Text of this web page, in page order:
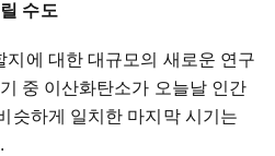
수도
지에 대한 대규모의 새로운 연구
중 이산화탄소가 오늘날 인간
슷하게 일치한 마지막 시기는